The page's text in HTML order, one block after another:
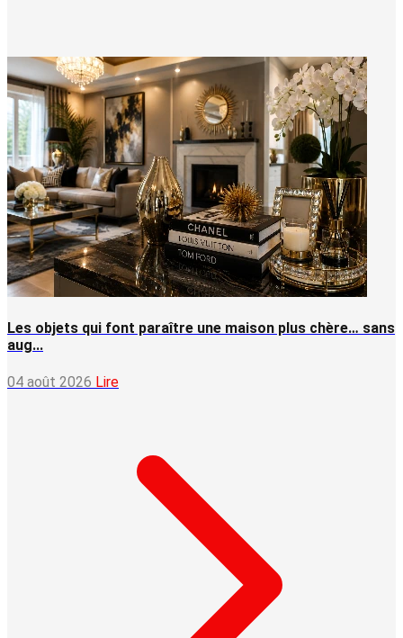
Les objets qui font paraître une maison plus chère… sans
aug...
04 août 2026 Lire